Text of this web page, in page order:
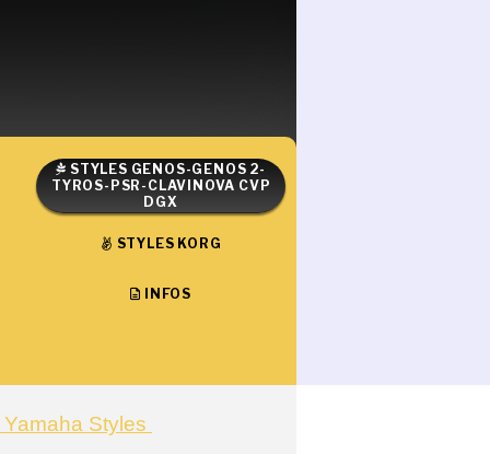
STYLES GENOS-GENOS 2-
TYROS-PSR-CLAVINOVA CVP
DGX
STYLES KORG
INFOS
Styles